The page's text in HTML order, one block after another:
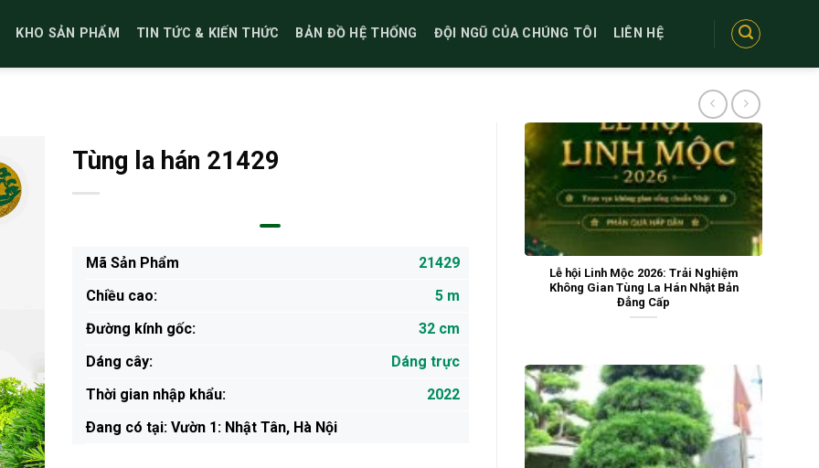
KHO SẢN PHẨM TIN TỨC & KIẾN THỨC BẢN ĐỒ HỆ THỐNG ĐỘI NGŨ CỦA CHÚNG TÔI LIÊN HỆ
Lễ hội Linh Mộc 2026: Trải Nghiệm
Không Gian Tùng La Hán Nhật Bản
Đẳng Cấp
Tùng la hán 21429
Mã Sản Phẩm
21429
Chiều cao:
5 m
Đường kính gốc:
32 cm
Dáng cây:
Dáng trực
Thời gian nhập khẩu:
2022
Ðang có tại: Vườn 1: Nhật Tân, Hà Nội